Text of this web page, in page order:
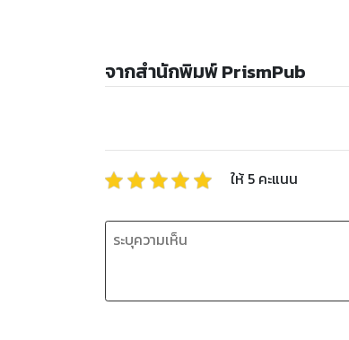
จากสำนักพิมพ์ PrismPub
ให้ 5 คะแนน